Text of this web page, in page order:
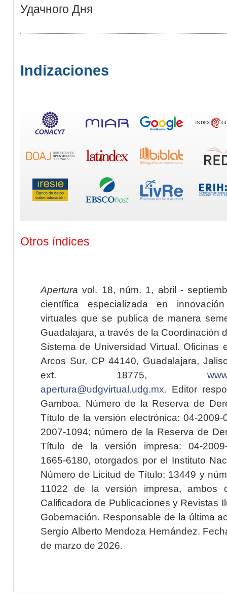
Удачного Дня
Indizaciones
Otros índices
Apertura vol. 18, núm. 1, abril -
científica especializada en
virtuales que se publica de manera
Guadalajara, a través de la Coordinación
Sistema de Universidad Virtual. Oficinas
Arcos Sur, CP 44140, Guadalajara,
ext. 18775,
apertura@udgvirtual.udg.mx. Editor
Gamboa. Número de la Reserva de
Título de la versión electrónica: 04-2009-
2007-1094; número de la Reserva de
Título de la versión impresa: 04-2009-
1665-6180, otorgados por el Instituto
Número de Licitud de Título: 13449 y
11022 de la versión impresa, ambos
Calificadora de Publicaciones y Revistas
Gobernación. Responsable de la última
Sergio Alberto Mendoza Hernández.
de marzo de 2026.